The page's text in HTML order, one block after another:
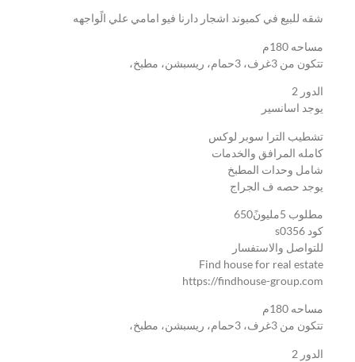
شقه للبيع في كمبوند اشجار دارنا فيو امامي علي الًواجهه
مساحه 180م
تتكون من 3غرف، 3حمام، ريسبشن، مطبخ،
الدور 2
يوجد اسانسير
تشطيب الترا سوبر لوكس
كامله المرافق والخدمات
شامل وحدات المطبخ
يوجد حصه ف الجراج
مطلوب 5مليونً650
كود s0356
للتواصل والاستفسار
Find house for real estate
https://findhouse-group.com
مساحه 180م
تتكون من 3غرف، 3حمام، ريسبشن، مطبخ،
الدور 2